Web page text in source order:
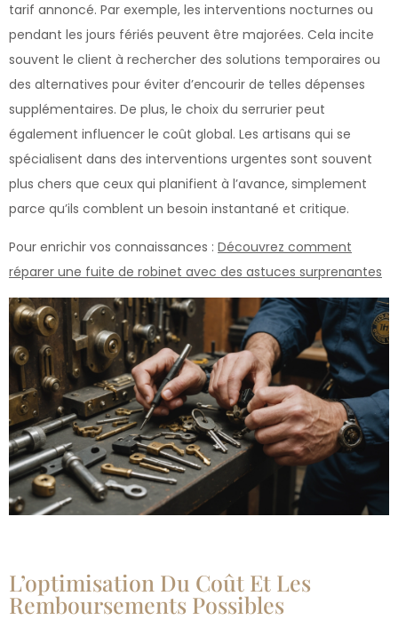
tarif annoncé. Par exemple, les interventions nocturnes ou
pendant les jours fériés peuvent être majorées. Cela incite
souvent le client à rechercher des solutions temporaires ou
des alternatives pour éviter d’encourir de telles dépenses
supplémentaires. De plus, le choix du serrurier peut
également influencer le coût global. Les artisans qui se
spécialisent dans des interventions urgentes sont souvent
plus chers que ceux qui planifient à l’avance, simplement
parce qu’ils comblent un besoin instantané et critique.
Pour enrichir vos connaissances : Découvrez comment
réparer une fuite de robinet avec des astuces surprenantes
L’optimisation Du Coût Et Les
Remboursements Possibles